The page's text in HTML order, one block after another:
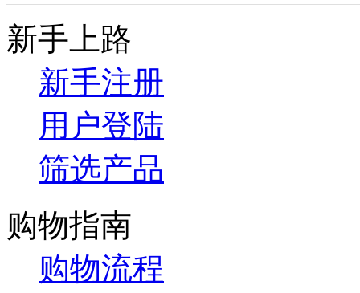
新手上路
新手注册
用户登陆
筛选产品
购物指南
购物流程